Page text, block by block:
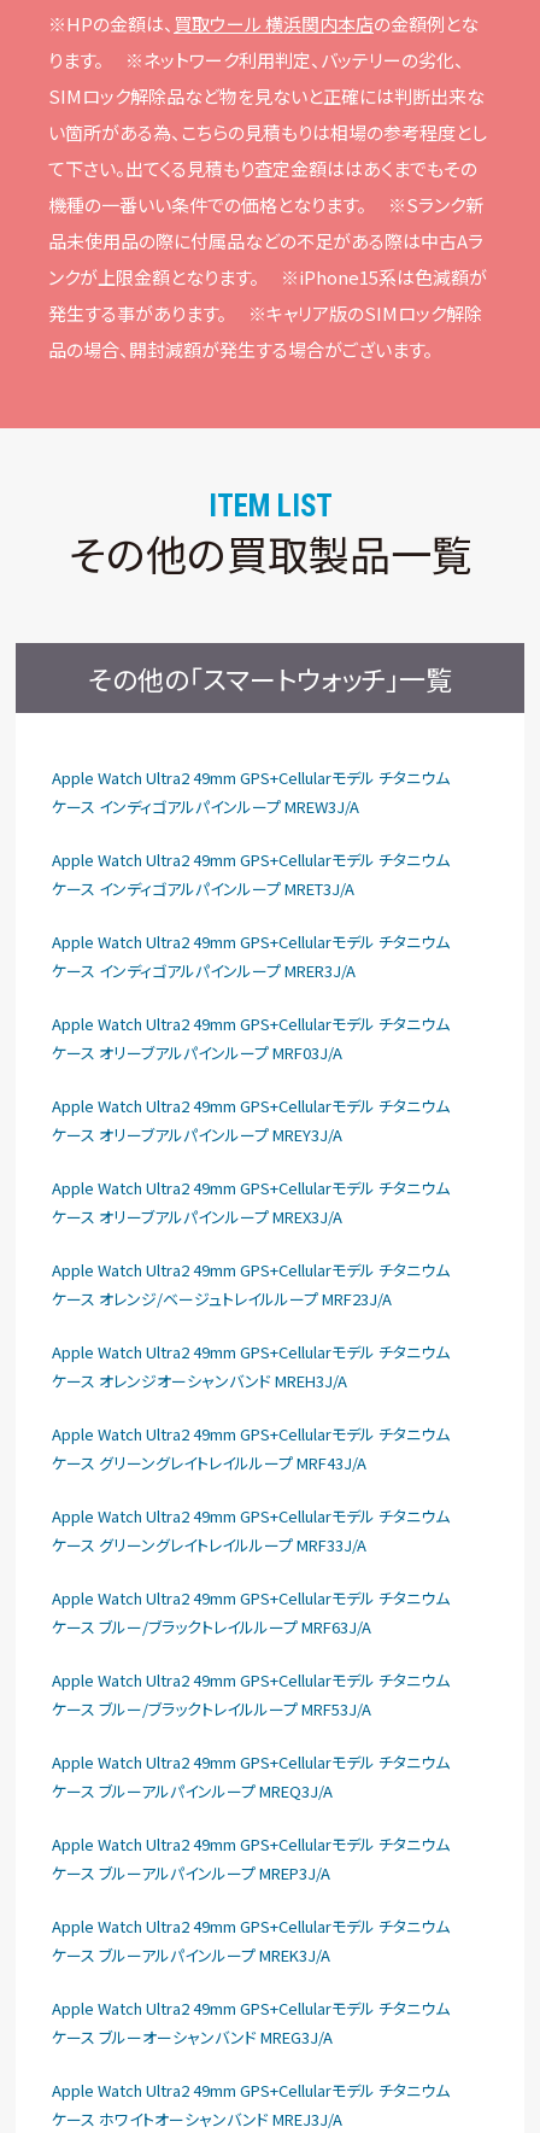
※HPの⾦額は、 買取ウール 横浜関内本店の⾦額例とな
ります。
※ネットワーク利⽤判定、バッテリーの劣化、
SIMロック解除品など物を⾒ないと正確には判断出来な
い箇所がある為、こちらの⾒積もりは相場の参考程度とし
て下さい。出てくる⾒積もり査定⾦額ははあくまでもその
機種の⼀番いい条件での価格となります。
※Sランク新
品未使⽤品の際に付属品などの不⾜がある際は中古Aラ
ンクが上限⾦額となります。
※iPhone15系は⾊減額が
発⽣する事があります。
※キャリア版のSIMロック解除
品の場合、開封減額が発⽣する場合がございます。
ITEM LIST
その他の買取製品一覧
その他の「スマートウォッチ」一覧
Apple Watch Ultra2 49mm GPS+Cellularモデル チタニウム
ケース インディゴアルパインループ MREW3J/A
Apple Watch Ultra2 49mm GPS+Cellularモデル チタニウム
ケース インディゴアルパインループ MRET3J/A
Apple Watch Ultra2 49mm GPS+Cellularモデル チタニウム
ケース インディゴアルパインループ MRER3J/A
Apple Watch Ultra2 49mm GPS+Cellularモデル チタニウム
ケース オリーブアルパインループ MRF03J/A
Apple Watch Ultra2 49mm GPS+Cellularモデル チタニウム
ケース オリーブアルパインループ MREY3J/A
Apple Watch Ultra2 49mm GPS+Cellularモデル チタニウム
ケース オリーブアルパインループ MREX3J/A
Apple Watch Ultra2 49mm GPS+Cellularモデル チタニウム
ケース オレンジ/ベージュトレイルループ MRF23J/A
Apple Watch Ultra2 49mm GPS+Cellularモデル チタニウム
ケース オレンジオーシャンバンド MREH3J/A
Apple Watch Ultra2 49mm GPS+Cellularモデル チタニウム
ケース グリーングレイトレイルループ MRF43J/A
Apple Watch Ultra2 49mm GPS+Cellularモデル チタニウム
ケース グリーングレイトレイルループ MRF33J/A
Apple Watch Ultra2 49mm GPS+Cellularモデル チタニウム
ケース ブルー/ブラックトレイルループ MRF63J/A
Apple Watch Ultra2 49mm GPS+Cellularモデル チタニウム
ケース ブルー/ブラックトレイルループ MRF53J/A
Apple Watch Ultra2 49mm GPS+Cellularモデル チタニウム
ケース ブルーアルパインループ MREQ3J/A
Apple Watch Ultra2 49mm GPS+Cellularモデル チタニウム
ケース ブルーアルパインループ MREP3J/A
Apple Watch Ultra2 49mm GPS+Cellularモデル チタニウム
ケース ブルーアルパインループ MREK3J/A
Apple Watch Ultra2 49mm GPS+Cellularモデル チタニウム
ケース ブルーオーシャンバンド MREG3J/A
Apple Watch Ultra2 49mm GPS+Cellularモデル チタニウム
ケース ホワイトオーシャンバンド MREJ3J/A